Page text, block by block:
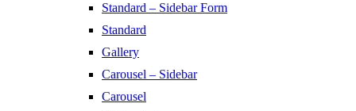
Standard – Sidebar Form
Standard
Gallery
Carousel – Sidebar
Carousel